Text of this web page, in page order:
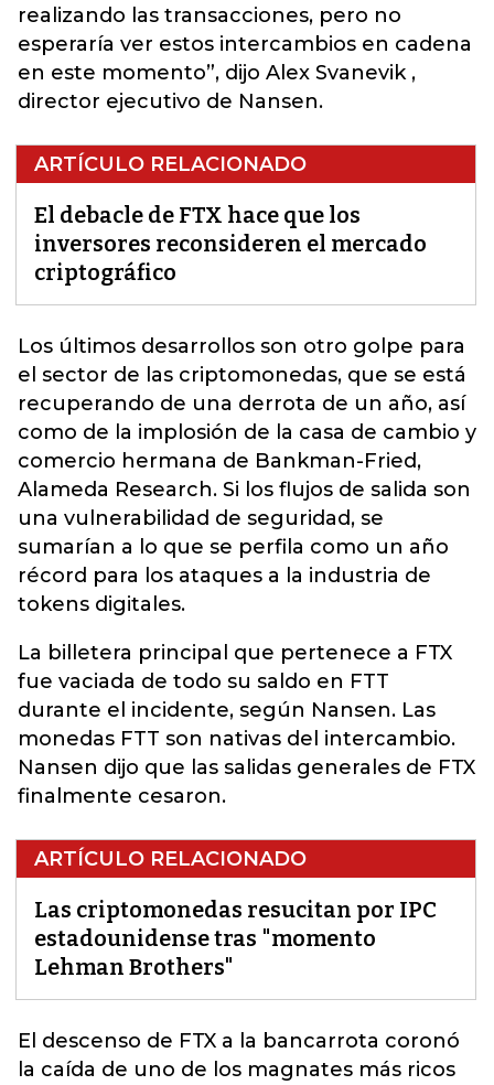
realizando las transacciones, pero no
esperaría ver estos intercambios en cadena
en este momento”, dijo Alex Svanevik ,
director ejecutivo de Nansen.
ARTÍCULO RELACIONADO
El debacle de FTX hace que los
inversores reconsideren el mercado
criptográfico
Los últimos desarrollos son otro golpe para
el sector de las criptomonedas, que se está
recuperando de una derrota de un año, así
como de la implosión de la casa de cambio y
comercio hermana de Bankman-Fried,
Alameda Research. Si los flujos de salida son
una vulnerabilidad de seguridad, se
sumarían a lo que se perfila como un año
récord para los ataques a la industria de
tokens digitales.
La billetera principal que pertenece a FTX
fue vaciada de todo su saldo en FTT
durante el incidente, según Nansen. Las
monedas FTT son nativas del intercambio.
Nansen dijo que las salidas generales de FTX
finalmente cesaron.
ARTÍCULO RELACIONADO
Las criptomonedas resucitan por IPC
estadounidense tras "momento
Lehman Brothers"
El descenso de FTX a la bancarrota coronó
la caída de uno de los magnates más ricos